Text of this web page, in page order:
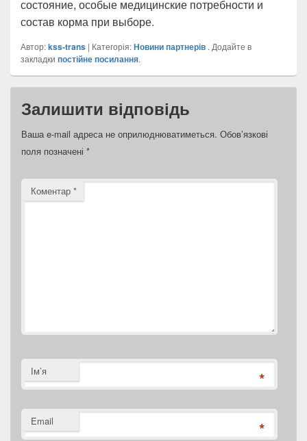
состояние, особые медицинские потребности и
состав корма при выборе.
Автор:kss-trans | Категорія:Новини партнерів . Додайте в
закладки постійне посилання.
Залишити відповідь
Ваша e-mail адреса не оприлюднюватиметься. Обов’язкові
поля позначені *
Коментар *
Ім’я *
Email *